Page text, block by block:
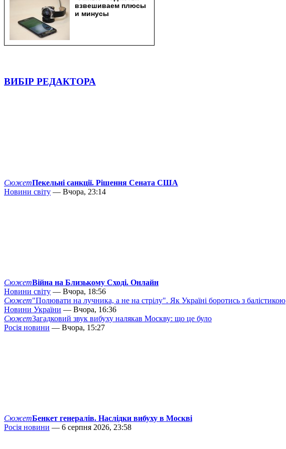
ВИБІР РЕДАКТОРА
СюжетПекельні санкції. Рішення Сената США
Новини світу — Вчора, 23:14
СюжетВійна на Близькому Сході. Онлайн
Новини світу — Вчора, 18:56
Сюжет"Полювати на лучника, а не на стрілу". Як Україні боротись з балістикою
Новини України — Вчора, 16:36
СюжетЗагадковий звук вибуху налякав Москву: що це було
Росія новини — Вчора, 15:27
СюжетБенкет генералів. Наслідки вибуху в Москві
Росія новини — 6 серпня 2026, 23:58